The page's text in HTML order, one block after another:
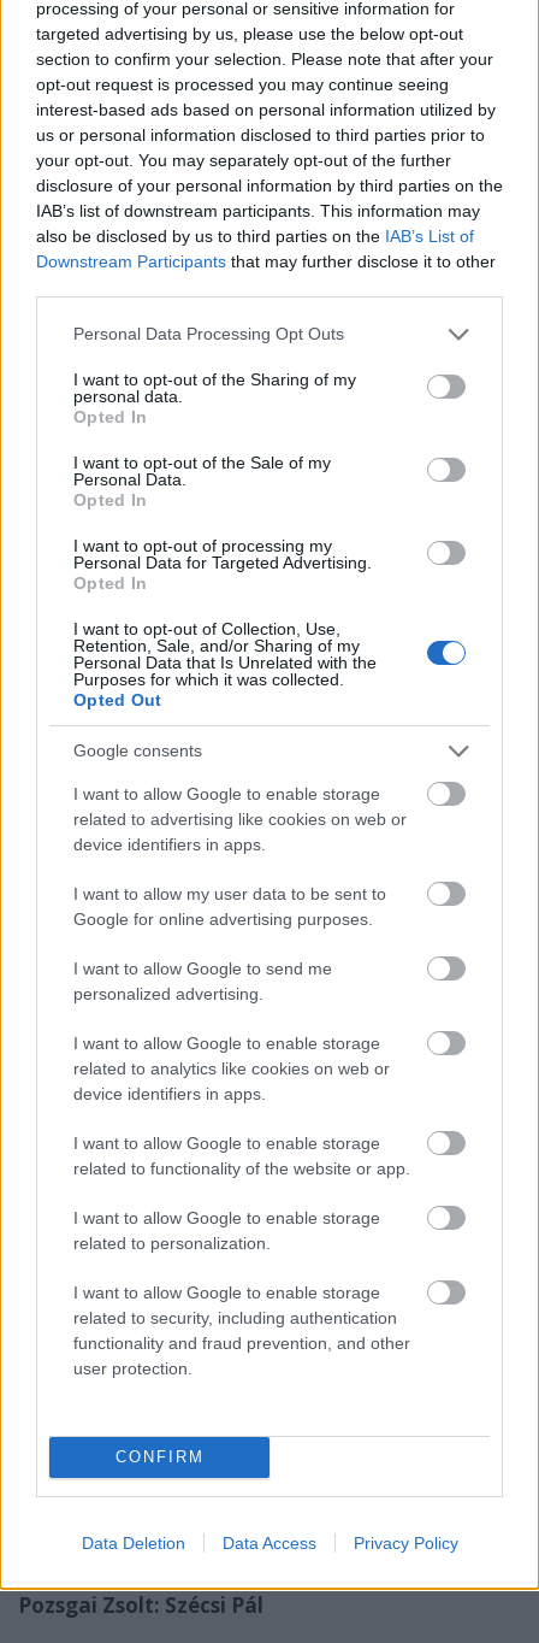
processing of your personal or sensitive information for
targeted advertising by us, please use the below opt-out
section to confirm your selection. Please note that after your
opt-out request is processed you may continue seeing
interest-based ads based on personal information utilized by
us or personal information disclosed to third parties prior to
your opt-out. You may separately opt-out of the further
disclosure of your personal information by third parties on the
IAB’s list of downstream participants. This information may
also be disclosed by us to third parties on the IAB’s List of
Downstream Participants that may further disclose it to other
Please note that this website/app uses one or more Google
not limited to your visit or usage behaviour. You may click to
grant or deny consent to Google and its third-party tags to
use your data for below specified purposes in below Google
consent section.
Personal Data Processing Opt Outs
I want to opt-out of the Sharing of my
personal data.
Opted In
I want to opt-out of the Sale of my
Personal Data.
Opted In
I want to opt-out of processing my
Personal Data for Targeted Advertising.
Opted In
I want to opt-out of Collection, Use,
Retention, Sale, and/or Sharing of my
Personal Data that Is Unrelated with the
Purposes for which it was collected.
Opted Out
Google consents
I want to allow Google to enable storage
related to advertising like cookies on web or
device identifiers in apps.
I want to allow my user data to be sent to
Google for online advertising purposes.
I want to allow Google to send me
personalized advertising.
I want to allow Google to enable storage
related to analytics like cookies on web or
device identifiers in apps.
I want to allow Google to enable storage
related to functionality of the website or app.
I want to allow Google to enable storage
related to personalization.
I want to allow Google to enable storage
related to security, including authentication
functionality and fraud prevention, and other
user protection.
CONFIRM
Data Deletion Data Access Privacy Policy
felszabadítása előtt egy héttel. Két fiatal bujkál egy
gellérthegyi villában. A Fiú katonaszökevény, akinek
elege lett a háborúból, a Lány családját zsidó
származása miatt kiirtották, nagy nehezen sikerült
megmenekülnie. Játszanak, hogy legyőzzék
félelmeiket, hogy eltöltsék az időt, hogy túléljék a
borzalmakat. Játszanak a szavakkal, az ételek
neveivel, mert éheznek, eljátsszák a múltjukat, hogy
földolgozzák azt, egymásba szeretnek, majd
eljátsszák a jövőjüket. Játékból elszállnak a Holdra,
mert a valóság annyira elviselhetetlen.
Gellérthegyi
álmok c.
előadásból
fotó: Nehéz
Andrea
/Anziksz-1956/
Szereplők:
Az Aranytíz Musical Stúdió növendékei:
Katalin
Juhász Levente Bunyevácz Katalin ,
Pesthy Dorottya
Krisztina, valamintSzilágyi Istvánszínművész
Rendező: Szabados Mihály
Az 1956-os Forradalom és Szabadságharc egyik
legendás hőse volt a tizenhat éves, önkéntes
harcokban áldozta fel életét a forradalom utolsó
napjaiban. Senki sem kényszerítette, önként
jelentkezett a sebesültek ápolására, az utcán heverő
meglőtt civilek, katonák ellátására. Nem volt
egyedül: iskolatársai a háttérből segítették,
szüleikkel befogadták a sebesülteket, akiket nem
lehetett már kórházba vinni, vagy akiket sebesülten
is bújtatni kellett.
Középiskolásoknak szóló ifjúsági előadás.
Program
- 2006. szeptember-október -
Pozsgai Zsolt: Szécsi Pál
• október 5. 19.00
Pozsgai Zsolt: Szécsi Pál